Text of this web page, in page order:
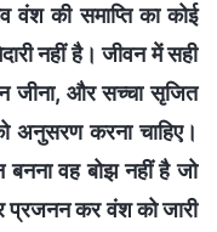
वंश की समाप्ति का कोई
नहीं है। जीवन में सही
जीना, और सच्चा सृजित
अनुसरण करना चाहिए।
बनना वह बोझ नहीं है जो
प्रजनन कर वंश को जारी